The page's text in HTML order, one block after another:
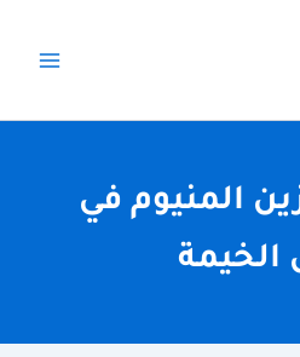
المنيوم في